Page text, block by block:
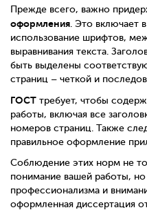
Прежде всего, важно
оформления . Это включает
использование шрифтов,
выравнивания текста.
быть выделены
страниц – четкой и
ГОСТ требует, чтобы
работы, включая все
номеров страниц. Также
правильное оформление
Соблюдение этих норм не
понимание вашей работы, но
профессионализма и
оформленная диссертация